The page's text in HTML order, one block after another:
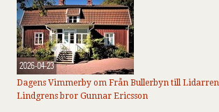
2026-04-23
Dagens Vimmerby om Från Bullerbyn till
Lindgrens bror Gunnar Ericsson